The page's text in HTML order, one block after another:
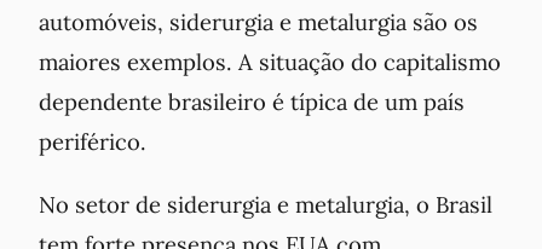
automóveis, siderurgia e metalurgia são os
maiores exemplos. A situação do capitalismo
dependente brasileiro é típica de um país
periférico.
No setor de siderurgia e metalurgia, o Brasil